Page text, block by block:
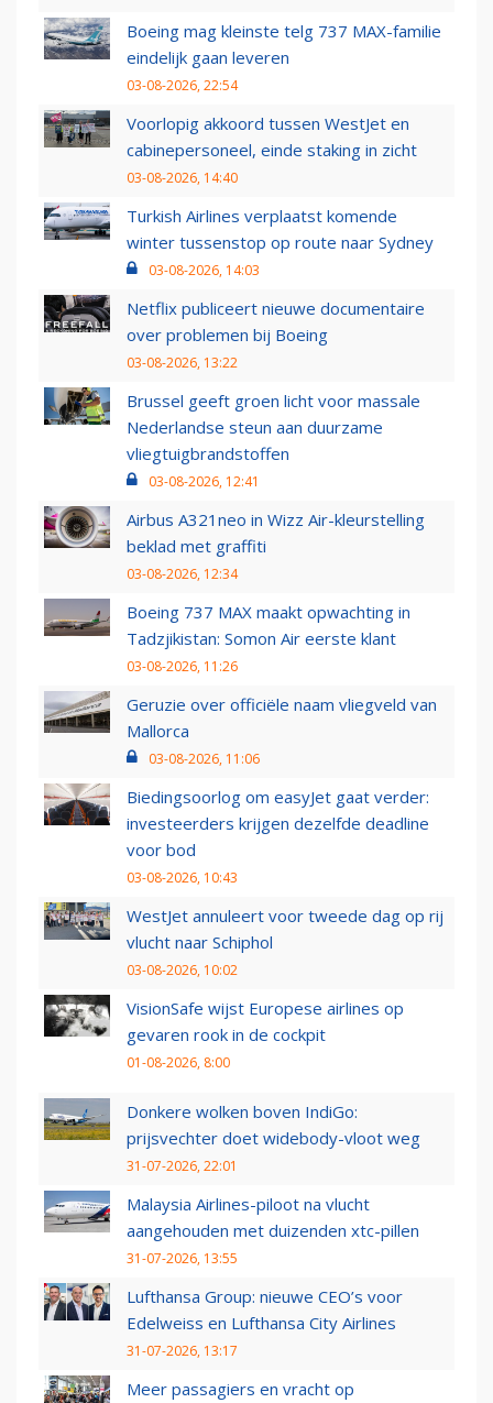
Boeing mag kleinste telg 737 MAX-familie
eindelijk gaan leveren
03-08-2026, 22:54
Voorlopig akkoord tussen WestJet en
cabinepersoneel, einde staking in zicht
03-08-2026, 14:40
Turkish Airlines verplaatst komende
winter tussenstop op route naar Sydney
03-08-2026, 14:03
Netflix publiceert nieuwe documentaire
over problemen bij Boeing
03-08-2026, 13:22
Brussel geeft groen licht voor massale
Nederlandse steun aan duurzame
vliegtuigbrandstoffen
03-08-2026, 12:41
Airbus A321neo in Wizz Air-kleurstelling
beklad met graffiti
03-08-2026, 12:34
Boeing 737 MAX maakt opwachting in
Tadzjikistan: Somon Air eerste klant
03-08-2026, 11:26
Geruzie over officiële naam vliegveld van
Mallorca
03-08-2026, 11:06
Biedingsoorlog om easyJet gaat verder:
investeerders krijgen dezelfde deadline
voor bod
03-08-2026, 10:43
WestJet annuleert voor tweede dag op rij
vlucht naar Schiphol
03-08-2026, 10:02
VisionSafe wijst Europese airlines op
gevaren rook in de cockpit
01-08-2026, 8:00
Donkere wolken boven IndiGo:
prijsvechter doet widebody-vloot weg
31-07-2026, 22:01
Malaysia Airlines-piloot na vlucht
aangehouden met duizenden xtc-pillen
31-07-2026, 13:55
Lufthansa Group: nieuwe CEO’s voor
Edelweiss en Lufthansa City Airlines
31-07-2026, 13:17
Meer passagiers en vracht op